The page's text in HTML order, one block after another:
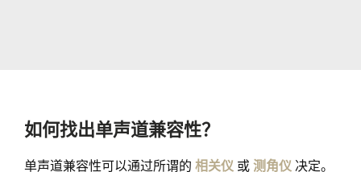
如何找出单声道兼容性？
单声道兼容性可以通过所谓的 相关仪 或 测角仪 决定。